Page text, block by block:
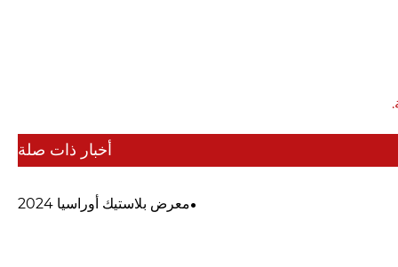
أخبار ذات صلة
معرض بلاستيك أوراسيا 2024